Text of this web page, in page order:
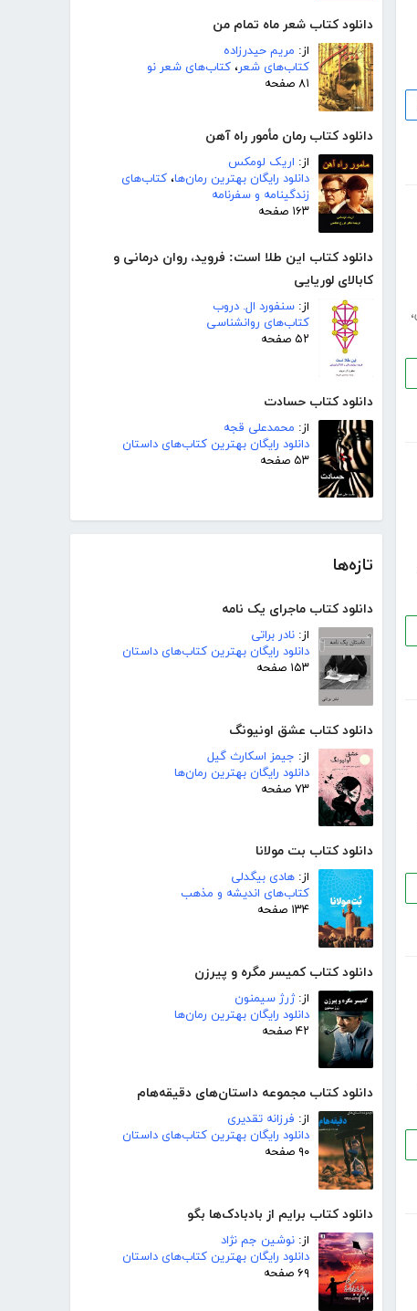
دانلود کتاب شعر ماه تمام من
از: مریم حیدرزاده
کتاب‌های شعر، کتاب‌های شعر نو
۸۱ صفحه
دانلود کتاب رمان مأمور راه آهن
از: اریک لومکس
دانلود رایگان بهترین رمان‌ها، کتاب‌های
زندگینامه و سفرنامه
۱۶۳ صفحه
دانلود کتاب این طلا است: فروید، روان‌ درمانی و
کابالای لوریایی
از: سنفورد ال. دروب
کتاب‌های روانشناسی
۵۲ صفحه
دانلود کتاب حسادت
از: محمدعلی قجه
دانلود رایگان بهترین کتاب‌های داستان
۵۳ صفحه
تازه‌ها
دانلود کتاب ماجرای یک نامه
از: نادر براتی
دانلود رایگان بهترین کتاب‌های داستان
۱۵۳ صفحه
دانلود کتاب عشق اونیونگ
از: جیمز اسکارث گیل
دانلود رایگان بهترین رمان‌ها
۷۳ صفحه
دانلود کتاب بت مولانا
از: هادی بیگدلی
کتاب‌های اندیشه و مذهب
۱۳۴ صفحه
دانلود کتاب کمیسر مگره و پیرزن
از:ژرژ سیمنون
دانلود رایگان بهترین رمان‌ها
۴۲ صفحه
دانلود کتاب مجموعه داستان‌های دقیقه‌هام
از: فرزانه تقدیری
دانلود رایگان بهترین کتاب‌های داستان
۹۰ صفحه
دانلود کتاب برایم از بادبادک‌ها بگو
از: نوشین جم نژاد
دانلود رایگان بهترین کتاب‌های داستان
۶۹ صفحه
،